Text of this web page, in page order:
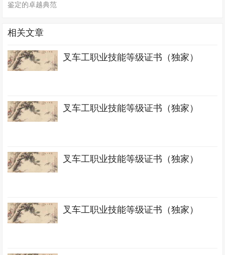
鉴定的卓越典范
相关文章
叉车工职业技能等级证书（独家）
叉车工职业技能等级证书（独家）
叉车工职业技能等级证书（独家）
叉车工职业技能等级证书（独家）